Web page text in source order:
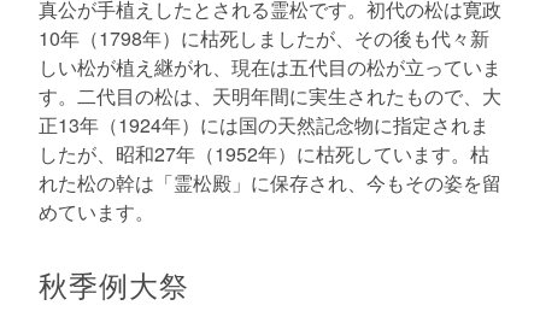
真公が手植えしたとされる霊松です。初代の松は寛政
10年（1798年）に枯死しましたが、その後も代々新
しい松が植え継がれ、現在は五代目の松が立っていま
す。二代目の松は、天明年間に実生されたもので、大
正13年（1924年）には国の天然記念物に指定されま
したが、昭和27年（1952年）に枯死しています。枯
れた松の幹は「霊松殿」に保存され、今もその姿を留
めています。
秋季例大祭